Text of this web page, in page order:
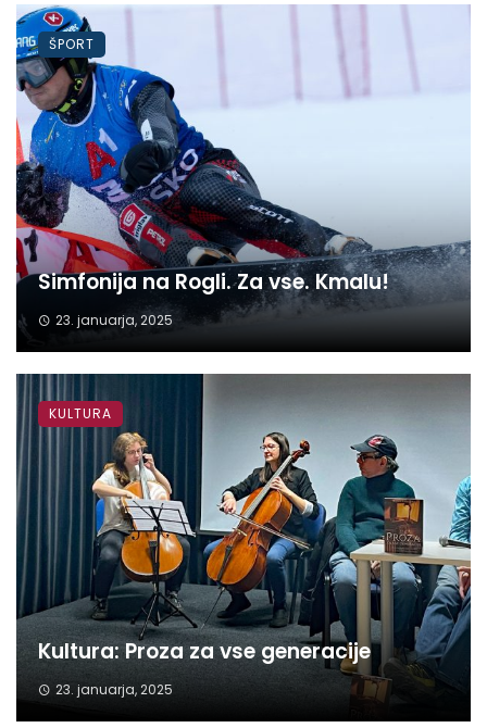
Simfonija na Rogli. Za vse. Kmalu!
23. januarja, 2025
ŠPORT
Kultura: Proza za vse generacije
23. januarja, 2025
KULTURA